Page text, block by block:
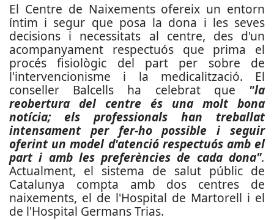
El Centre de Naixements ofereix un entorn
íntim i segur que posa la dona i les seves
decisions i necessitats al centre, des d'un
acompanyament respectuós que prima el
procés fisiològic del part per sobre de
l'intervencionisme i la medicalització. El
conseller Balcells ha celebrat que "la
reobertura del centre és una molt bona
notícia; els professionals han treballat
intensament per fer-ho possible i seguir
oferint un model d'atenció respectuós amb el
part i amb les preferències de cada dona".
Actualment, el sistema de salut públic de
Catalunya compta amb dos centres de
naixements, el de l'Hospital de Martorell i el
de l'Hospital Germans Trias.